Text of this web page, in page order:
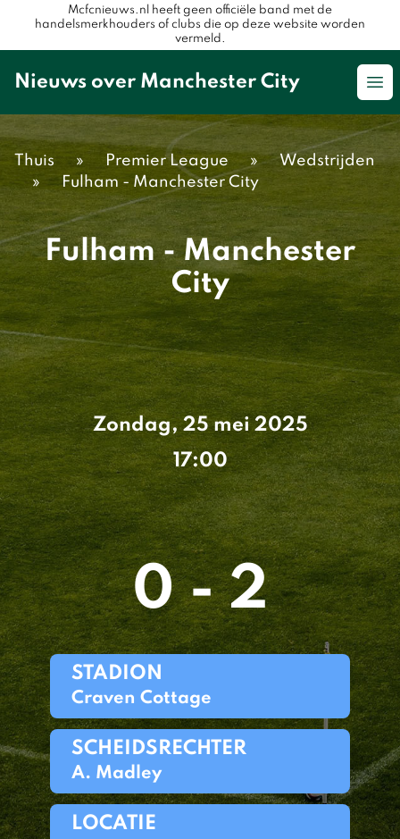
Mcfcnieuws.nl heeft geen officiële band met de
handelsmerkhouders of clubs die op deze website worden
vermeld.
Nieuws over Manchester City
Thuis » Premier League »
Wedstrijden
»
Fulham - Manchester City
Fulham - Manchester
City
Zondag, 25 mei 2025
17:00
0 - 2
STADION
Craven Cottage
SCHEIDSRECHTER
A. Madley
LOCATIE